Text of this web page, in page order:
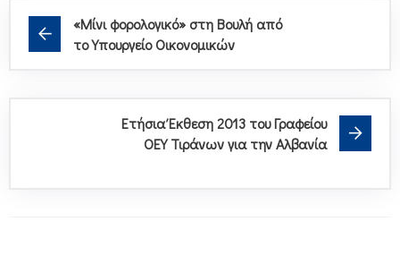
«Μίνι φορολογικό» στη Βουλή από
το Υπουργείο Οικονομικών
Ετήσια Έκθεση 2013 του Γραφείου
ΟΕΥ Τιράνων για την Αλβανία